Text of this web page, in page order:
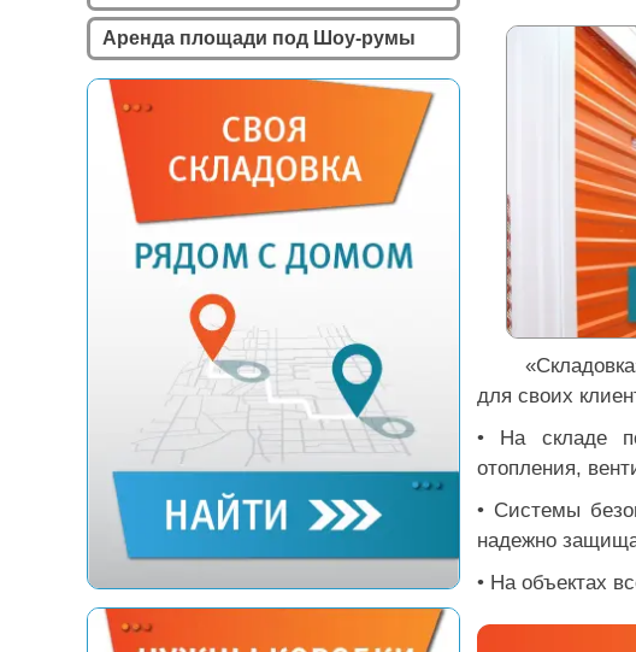
Аренда площади под Шоу-румы
для своих
• На складе
отопления,
• Системы
надежно
• На объектах